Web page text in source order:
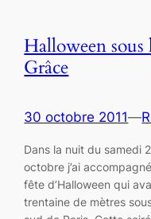
Halloween
Grâce
30 octobre 2011—
Dans la nuit du samedi
octobre j’ai
fête d’Halloween qui
trentaine de mètres